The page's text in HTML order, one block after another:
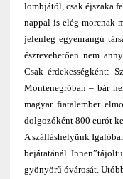
lombjától, csak éjszaka
nappal is elég morcnak
jelenleg egyenrangú
észrevehetően nem
Csak érdekességként:
Montenegróban – bár
magyar fiatalember
dolgozóként 800 eurót
A szálláshelyünk
bejáratánál.
gyönyörű óvárosát.